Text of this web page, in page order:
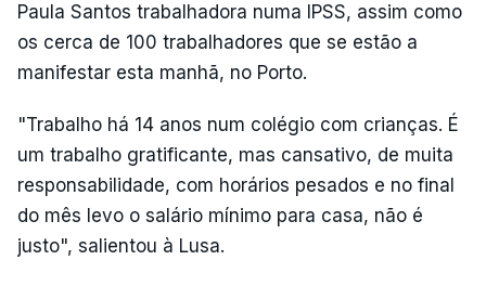
Paula Santos trabalhadora numa IPSS, assim como
os cerca de 100 trabalhadores que se estão a
manifestar esta manhã, no Porto.
"Trabalho há 14 anos num colégio com crianças. É
um trabalho gratificante, mas cansativo, de muita
responsabilidade, com horários pesados e no final
do mês levo o salário mínimo para casa, não é
justo", salientou à Lusa.